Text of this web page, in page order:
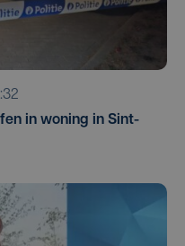
in woning in Sint-